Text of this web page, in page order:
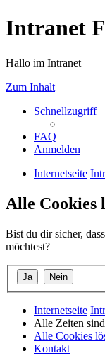
Intranet
Hallo im Intranet
Zum Inhalt
Schnellzugriff
FAQ
Anmelden
Internetseite
Alle Cookies
Bist du dir sicher,
möchtest?
Internetseite
Alle Zeiten sind
Alle Cookies
Kontakt